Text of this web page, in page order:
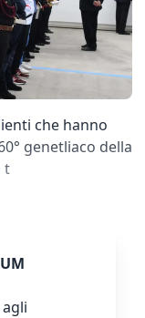
che hanno
genetliaco della
t